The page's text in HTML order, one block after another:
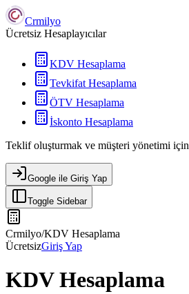
Crmilyo
Ücretsiz Hesaplayıcılar
KDV Hesaplama
Tevkifat Hesaplama
ÖTV Hesaplama
İskonto Hesaplama
Teklif oluşturmak ve müşteri yönetimi için
Google ile Giriş Yap
Toggle Sidebar
Crmilyo/KDV Hesaplama
ÜcretsizGiriş Yap
KDV Hesaplama